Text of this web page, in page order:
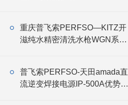
重庆普飞索PERFSO—KITZ开
滋纯水精密清洗水枪WGN系列
普飞索PERFSO-天田amada直
流逆变焊接电源IP-500A优势介